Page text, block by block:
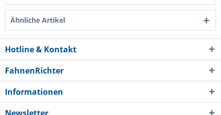
Ähnliche Artikel
Hotline & Kontakt
FahnenRichter
Informationen